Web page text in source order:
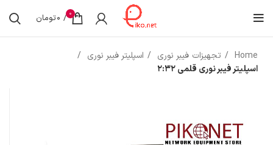
0
/
0تومان
Home تجهیزات فیبر نوری
اسپلیتر فیبر نوری
اسپلیتر فیبر نوری قلمی 2:32